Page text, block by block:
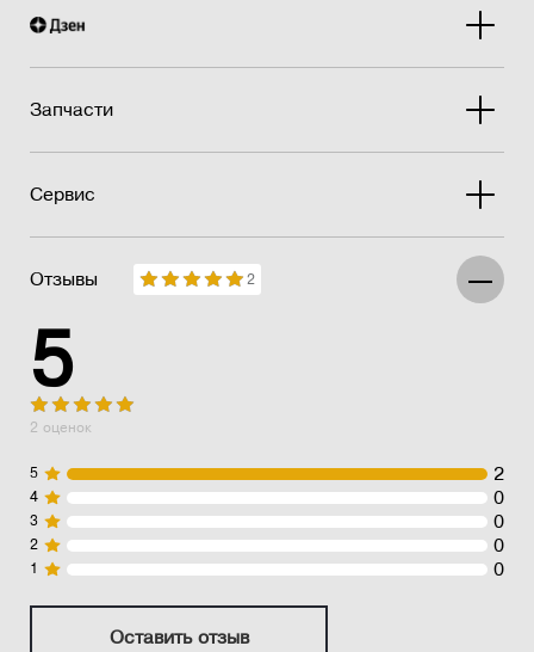
Запчасти
Сервис
Отзывы 2
5
2 оценок
5 2
4 0
3 0
2 0
1 0
Оставить отзыв